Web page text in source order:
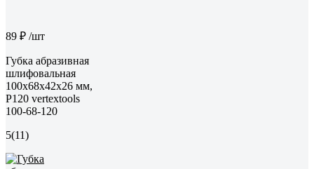
89 ₽ /шт
Губка абразивная
шлифовальная
100x68x42x26 мм,
P120 vertextools
100-68-120
5(11)